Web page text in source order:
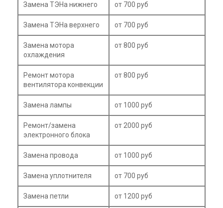
Замена ТЭНа нижнего от 700 руб
Замена ТЭНа верхнего от 700 руб
Замена мотора
охлаждения
от 800 руб
Ремонт мотора
вентилятора конвекции
от 800 руб
Замена лампы от 1000 руб
Ремонт/замена
электронного блока
от 2000 руб
Замена провода от 1000 руб
Замена уплотнителя от 700 руб
Замена петли от 1200 руб